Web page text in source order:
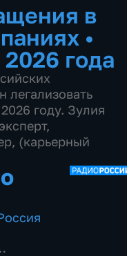
в
•
года
легализовать
году. Зулия
(карьерный